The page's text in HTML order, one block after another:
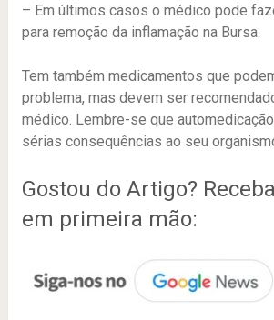
– Em últimos casos o médico pode
para remoção da inflamação na Bursa.
Tem também medicamentos que
problema, mas devem ser
médico. Lembre-se que
sérias consequências ao seu
Gostou do Artigo?
em primeira mão: